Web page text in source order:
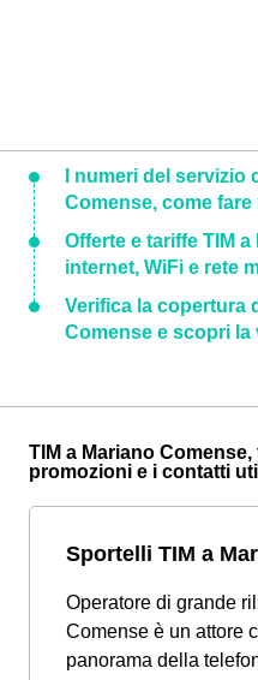
I numeri del servizio
Comense, come
Offerte e tariffe TIM
internet, WiFi e rete
Verifica la copertura
Comense e scopri la
TIM a Mariano
promozioni e i contatti
Sportelli TIM a
Operatore di grande
Comense è un attore
panorama della